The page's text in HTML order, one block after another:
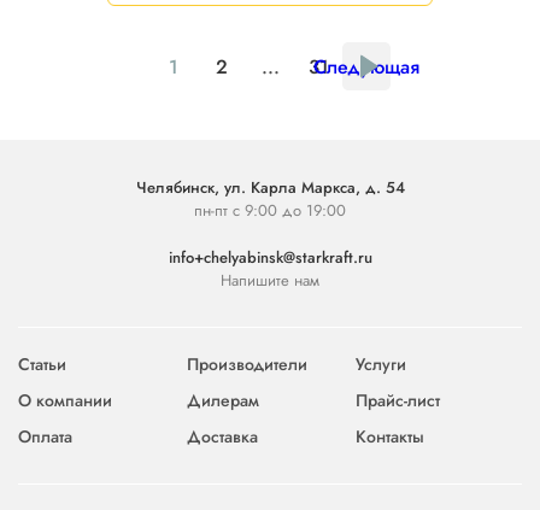
1 2 ... 31
Следующая
Челябинск, ул. Карла Маркса, д. 54
пн-пт с 9:00 до 19:00
info+chelyabinsk@starkraft.ru
Напишите нам
Статьи Производители
Услуги
О компании
Дилерам
Прайс-лист
Оплата
Доставка Контакты